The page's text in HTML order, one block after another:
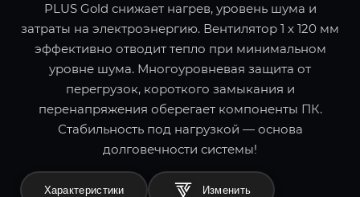
PLUS Gold снижает нагрев, уровень шума и
затраты на электроэнергию. Вентилятор 1 x 120 мм
эффективно отводит тепло при минимальном
уровне шума. Многоуровневая защита от
перегрузок, короткого замыкания и
перенапряжения оберегает компоненты ПК.
Стабильность под нагрузкой — основа
долговечности системы!
Характеристики